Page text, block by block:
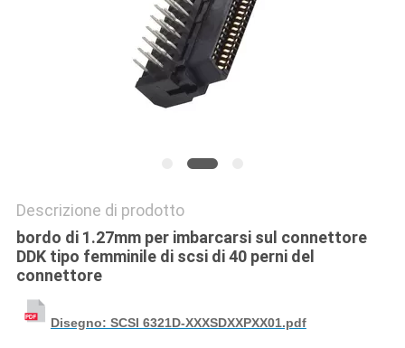
Descrizione di prodotto
bordo di 1.27mm per imbarcarsi sul connettore
DDK tipo femminile di scsi di 40 perni del
connettore
Disegno: SCSI 6321D-XXXSDXXPXX01.pdf